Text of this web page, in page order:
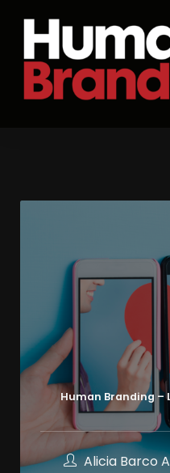
Human Branding –
Alicia Barco